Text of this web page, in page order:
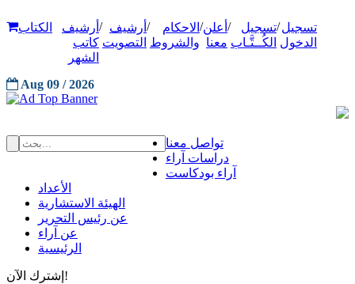
تسجيل
الدخول
/تسجيل
الكُــتَّـاب
/ أعلن
معنا
/ الاحكام
والشروط
/ أرشيف
التصويت
/ أرشيف
كاتب
الشهر
الكتاب
Aug 09 / 2026
تواصل معنا
دراسات آراء
آراء بودكاست
الأعداد
الهيئة الاستشارية
عن رئيس التحرير
عن آراء
الرئيسية
إشترك الآن!